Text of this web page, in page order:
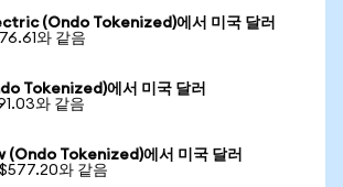
(Ondo Tokenized)에서 미국 달러
와 같음
Tokenized)에서 미국 달러
와 같음
(Ondo Tokenized)에서 미국 달러
와 같음